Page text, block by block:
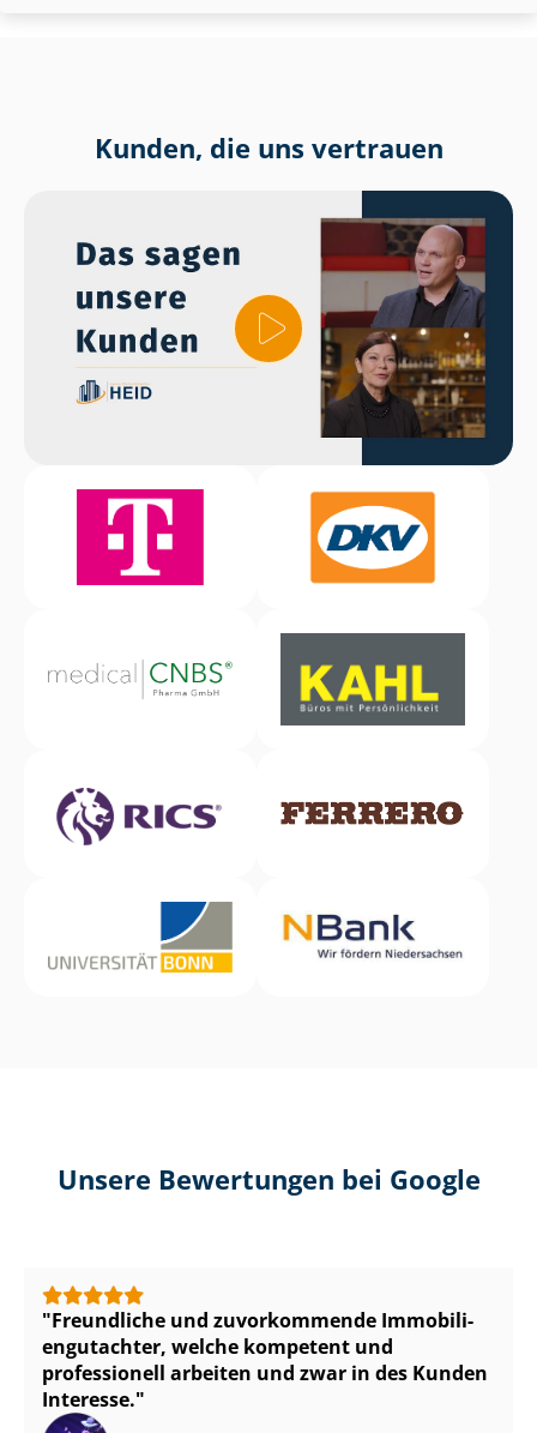
Kunden, die uns vertrauen
Unsere Bewertungen bei Google
Freundliche und zuvorkommende Im­mo­bi­li­
en­gut­ach­ter, welche kompetent und
professionell arbeiten und zwar in des Kunden
Interesse.